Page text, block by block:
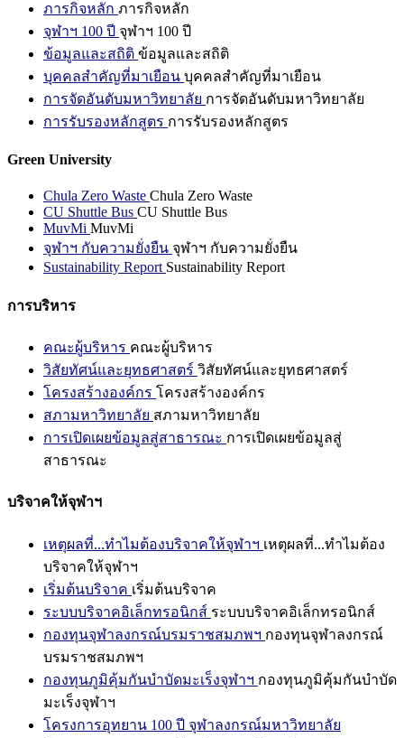
ภารกิจหลัก ภารกิจหลัก
จุฬาฯ 100 ปี จุฬาฯ 100 ปี
ข้อมูลและสถิติ ข้อมูลและสถิติ
บุคคลสำคัญที่มาเยือน บุคคลสำคัญที่มาเยือน
การจัดอันดับมหาวิทยาลัย การจัดอันดับมหาวิทยาลัย
การรับรองหลักสูตร การรับรองหลักสูตร
Green University
Chula Zero Waste Chula Zero Waste
CU Shuttle Bus CU Shuttle Bus
MuvMi MuvMi
จุฬาฯ กับความยั่งยืน จุฬาฯ กับความยั่งยืน
Sustainability Report Sustainability Report
การบริหาร
คณะผู้บริหาร คณะผู้บริหาร
วิสัยทัศน์และยุทธศาสตร์ วิสัยทัศน์และยุทธศาสตร์
โครงสร้างองค์กร โครงสร้างองค์กร
สภามหาวิทยาลัย สภามหาวิทยาลัย
การเปิดเผยข้อมูลสู่สาธารณะ การเปิดเผยข้อมูลสู่
สาธารณะ
บริจาคให้จุฬาฯ
เหตุผลที่...ทำไมต้องบริจาคให้จุฬาฯ เหตุผลที่...ทำไมต้อง
บริจาคให้จุฬาฯ
เริ่มต้นบริจาค เริ่มต้นบริจาค
ระบบบริจาคอิเล็กทรอนิกส์ ระบบบริจาคอิเล็กทรอนิกส์
กองทุนจุฬาลงกรณ์บรมราชสมภพฯ กองทุนจุฬาลงกรณ์
บรมราชสมภพฯ
กองทุนภูมิคุ้มกันบำบัดมะเร็งจุฬาฯ กองทุนภูมิคุ้มกันบำบัด
มะเร็งจุฬาฯ
โครงการอุทยาน 100 ปี จุฬาลงกรณ์มหาวิทยาลัย